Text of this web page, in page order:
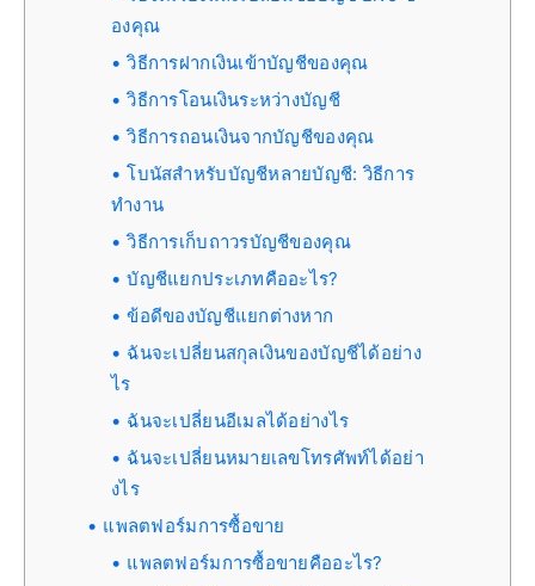
องคุณ
วิธีการฝากเงินเข้าบัญชีของคุณ
วิธีการโอนเงินระหว่างบัญชี
วิธีการถอนเงินจากบัญชีของคุณ
โบนัสสำหรับบัญชีหลายบัญชี: วิธีการ
ทำงาน
วิธีการเก็บถาวรบัญชีของคุณ
บัญชีแยกประเภทคืออะไร?
ข้อดีของบัญชีแยกต่างหาก
ฉันจะเปลี่ยนสกุลเงินของบัญชีได้อย่าง
ไร
ฉันจะเปลี่ยนอีเมลได้อย่างไร
ฉันจะเปลี่ยนหมายเลขโทรศัพท์ได้อย่า
งไร
แพลตฟอร์มการซื้อขาย
แพลตฟอร์มการซื้อขายคืออะไร?